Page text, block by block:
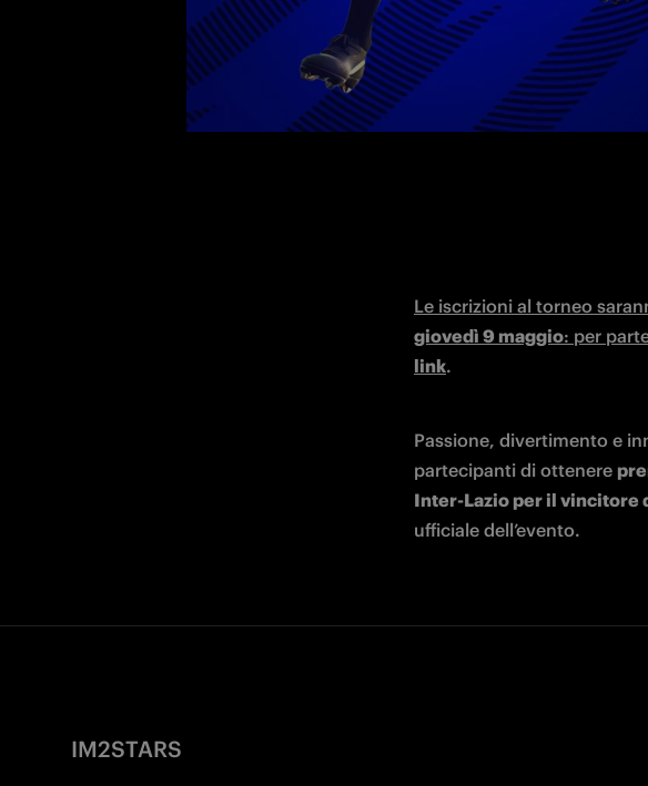
giovedì 9 maggio: per
link.
Passione, divertimento e
partecipanti di ottenere
Inter-Lazio per il vincitore
ufficiale dell’evento.
IM2STARS